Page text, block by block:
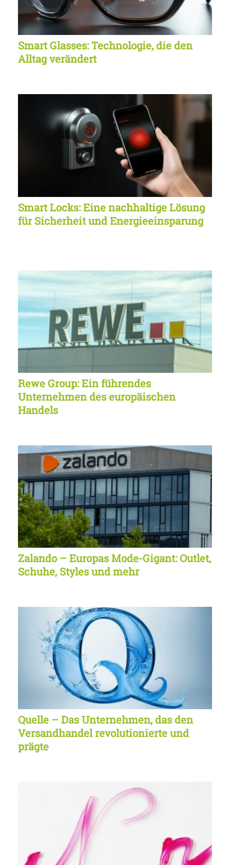
Smart Glasses: Technologie, die den
Alltag verändert
Smart Locks: Eine nachhaltige Lösung
für Sicherheit und Energieeinsparung
Rewe Group: Ein führendes
Unternehmen des europäischen
Handels
Zalando – Europas Mode-Gigant: Outlet,
Schuhe, Styles und mehr
Quelle – Das Unternehmen, das den
Versandhandel revolutionierte und
prägte